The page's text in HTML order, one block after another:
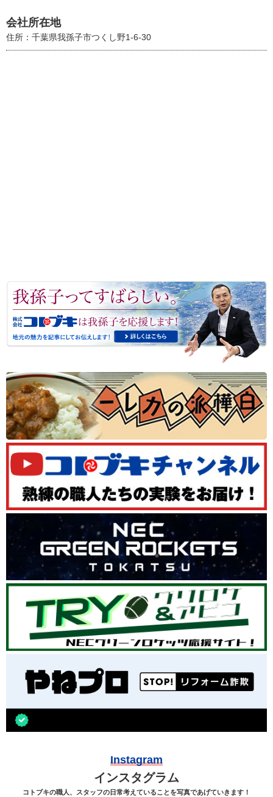
会社所在地
住所：千葉県我孫子市つくし野1-6-30
Instagram
インスタグラム
コトブキの職人、スタッフの日常考えていることを写真であげていきます！